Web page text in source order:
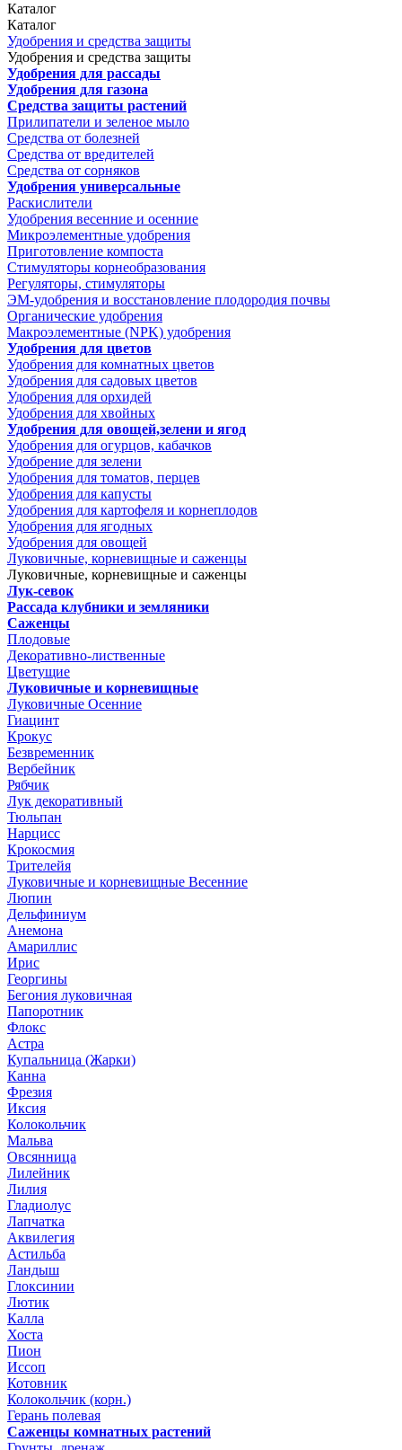
Каталог
Каталог
Удобрения и средства защиты
Удобрения и средства защиты
Удобрения для рассады
Удобрения для газона
Средства защиты растений
Прилипатели и зеленое мыло
Средства от болезней
Средства от вредителей
Средства от сорняков
Удобрения универсальные
Раскислители
Удобрения весенние и осенние
Микроэлементные удобрения
Приготовление компоста
Стимуляторы корнеобразования
Регуляторы, стимуляторы
ЭМ-удобрения и восстановление плодородия почвы
Органические удобрения
Макроэлементные (NPK) удобрения
Удобрения для цветов
Удобрения для комнатных цветов
Удобрения для садовых цветов
Удобрения для орхидей
Удобрения для хвойных
Удобрения для овощей,зелени и ягод
Удобрения для огурцов, кабачков
Удобрение для зелени
Удобрения для томатов, перцев
Удобрения для капусты
Удобрения для картофеля и корнеплодов
Удобрения для ягодных
Удобрения для овощей
Луковичные, корневищные и саженцы
Луковичные, корневищные и саженцы
Лук-севок
Рассада клубники и земляники
Саженцы
Плодовые
Декоративно-лиственные
Цветущие
Луковичные и корневищные
Луковичные Осенние
Гиацинт
Крокус
Безвременник
Вербейник
Рябчик
Лук декоративный
Тюльпан
Нарцисс
Крокосмия
Трителейя
Луковичные и корневищные Весенние
Люпин
Дельфиниум
Анемона
Амариллис
Ирис
Георгины
Бегония луковичная
Папоротник
Флокс
Астра
Купальница (Жарки)
Канна
Фрезия
Иксия
Колокольчик
Мальва
Овсянница
Лилейник
Лилия
Гладиолус
Лапчатка
Аквилегия
Астильба
Ландыш
Глоксинии
Лютик
Калла
Хоста
Пион
Иссоп
Котовник
Колокольчик (корн.)
Герань полевая
Саженцы комнатных растений